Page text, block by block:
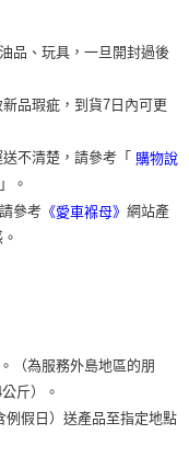
品、玩具，一旦開封過後
品瑕疵，到貨7日內可更
不清楚，請參考「 購物說
」。
參考 《愛車褓母》 網站產
（為服務外島地區的朋
斤）。
假日）送產品至指定地點